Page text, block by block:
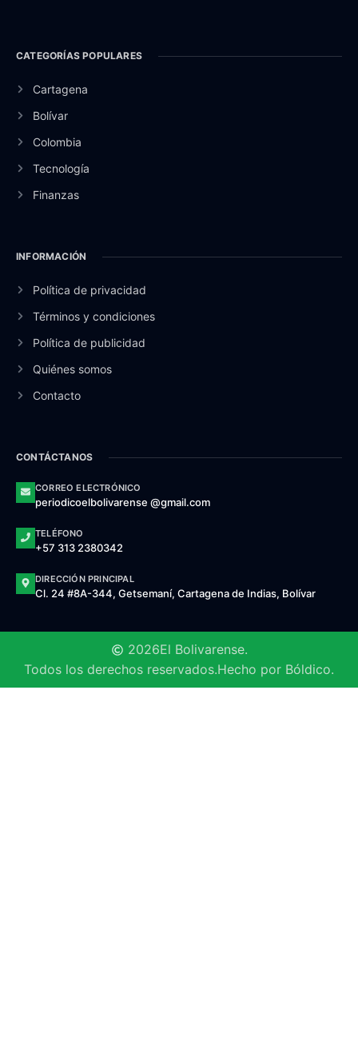
CATEGORÍAS POPULARES
Cartagena
Bolívar
Colombia
Tecnología
Finanzas
INFORMACIÓN
Política de privacidad
Términos y condiciones
Política de publicidad
Quiénes somos
Contacto
CONTÁCTANOS
CORREO ELECTRÓNICO
periodicoelbolivarense @gmail.com
TELÉFONO
+57 313 2380342
DIRECCIÓN PRINCIPAL
Cl. 24 #8A-344, Getsemaní, Cartagena de Indias, Bolívar
2026El Bolivarense.
Todos los derechos reservados.Hecho por Bóldico.